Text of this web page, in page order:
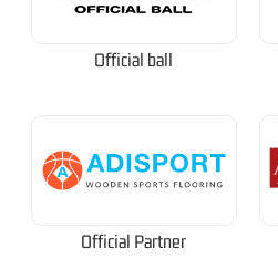
Official ball
Official Partner